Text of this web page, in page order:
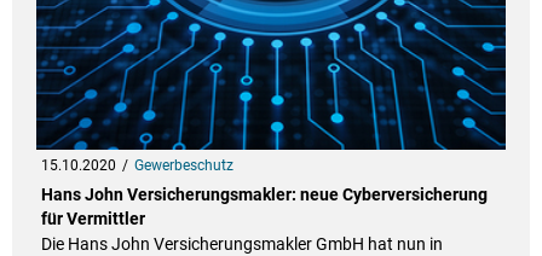
15.10.2020 Gewerbeschutz
Hans John Versicherungsmakler: neue Cyberversicherung
für Vermittler
Die Hans John Versicherungsmakler GmbH hat nun in